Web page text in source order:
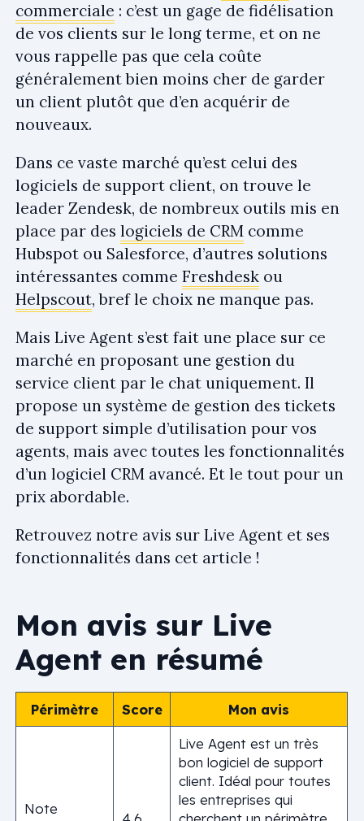
commerciale : c’est un gage de fidélisation
de vos clients sur le long terme, et on ne
vous rappelle pas que cela coûte
généralement bien moins cher de garder
un client plutôt que d’en acquérir de
nouveaux.
Dans ce vaste marché qu’est celui des
logiciels de support client, on trouve le
leader Zendesk, de nombreux outils mis en
place par des logiciels de CRM comme
Hubspot ou Salesforce, d’autres solutions
intéressantes comme Freshdesk ou
Helpscout, bref le choix ne manque pas.
Mais Live Agent s’est fait une place sur ce
marché en proposant une gestion du
service client par le chat uniquement. Il
propose un système de gestion des tickets
de support simple d’utilisation pour vos
agents, mais avec toutes les fonctionnalités
d’un logiciel CRM avancé. Et le tout pour un
prix abordable.
Retrouvez notre avis sur Live Agent et ses
fonctionnalités dans cet article !
Mon avis sur Live
Agent en résumé
Périmètre Score Mon avis
Note
Live Agent est un très
bon logiciel de support
client. Idéal pour toutes
les entreprises qui